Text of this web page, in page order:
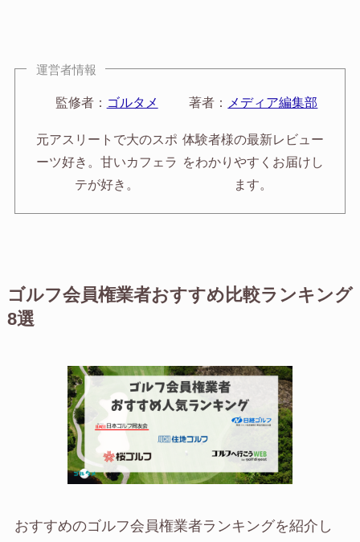
運営者情報
監修者： ゴルタメ
元アスリートで大のスポ
ーツ好き。甘いカフェラ
テが好き。
著者： メディア編集部
体験者様の最新レビュー
をわかりやすくお届けし
ます。
ゴルフ会員権業者おすすめ比較ランキング
8選
おすすめのゴルフ会員権業者ランキングを紹介し